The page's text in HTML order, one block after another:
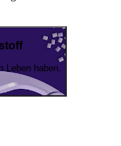
Leben haben.